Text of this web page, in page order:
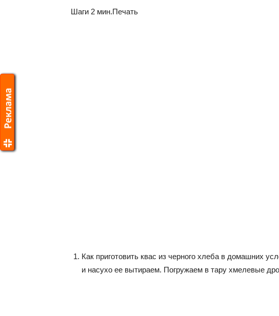
Шаги 2 мин.Печать
Как приготовить квас из черного хлеба в домашних
и насухо ее вытираем. Погружаем в тару хмелевые